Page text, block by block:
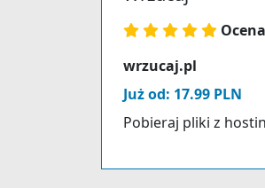
wrzucaj.pl
Już od: 17.99 PLN
Pobieraj pliki z